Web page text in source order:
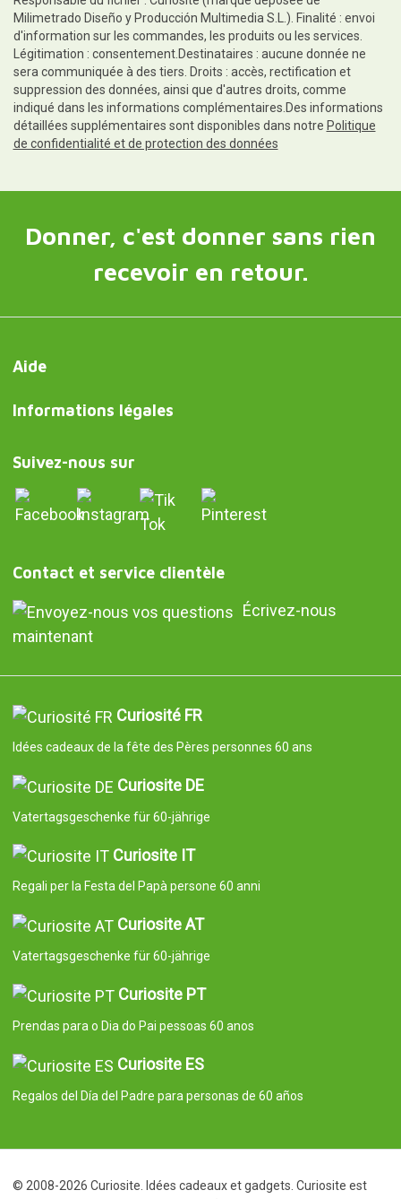
Milimetrado Diseño y Producción Multimedia S.L.). Finalité : envoi
d'information sur les commandes, les produits ou les services.
Légitimation : consentement.Destinataires : aucune donnée ne
sera communiquée à des tiers. Droits : accès, rectification et
suppression des données, ainsi que d'autres droits, comme
indiqué dans les informations complémentaires.Des informations
détaillées supplémentaires sont disponibles dans notre Politique
de confidentialité et de protection des données
Donner, c'est donner sans rien
recevoir en retour.
Aide
Informations légales
Suivez-nous sur
Contact et service clientèle
Écrivez-nous
maintenant
Curiosité FR
Idées cadeaux de la fête des Pères personnes 60 ans
Curiosite DE
Vatertagsgeschenke für 60-jährige
Curiosite IT
Regali per la Festa del Papà persone 60 anni
Curiosite AT
Vatertagsgeschenke für 60-jährige
Curiosite PT
Prendas para o Dia do Pai pessoas 60 anos
Curiosite ES
Regalos del Día del Padre para personas de 60 años
© 2008-2026 Curiosite. Idées cadeaux et gadgets. Curiosite est